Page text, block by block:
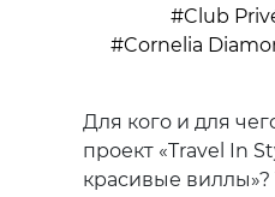
Club
Cornelia
Для кого и для
проект «Travel In
красивые виллы»?